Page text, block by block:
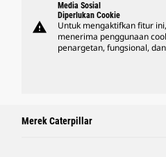
warning
Media Sosial
Diperlukan Cookie
Untuk mengaktifkan fitur
menerima penggunaan
penargetan, fungsional,
Merek Caterpillar